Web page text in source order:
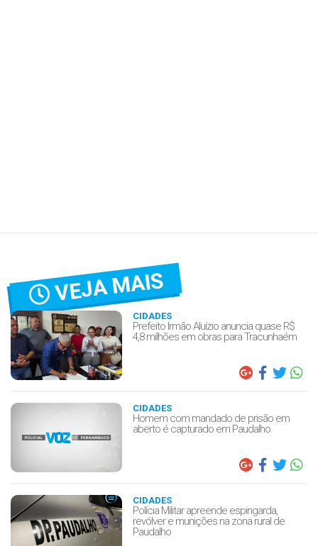
VEJA MAIS
CIDADES
Prefeito Irmão Aluízio anuncia quase R$
4,8 milhões em obras para Tracunhaém
CIDADES
Homem com mandado de prisão em
aberto é capturado em Paudalho
CIDADES
Polícia Militar apreende espingarda,
revólver e munições na zona rural de
Paudalho